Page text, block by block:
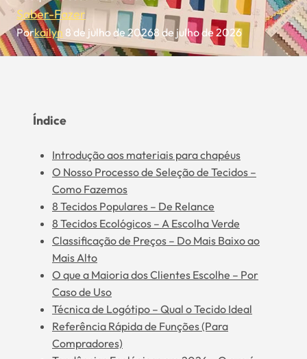
Saber-Fazer
Porkailyn 8 de julho de 20268 de julho de 2026
Índice
Introdução aos materiais para chapéus
O Nosso Processo de Seleção de Tecidos –
Como Fazemos
8 Tecidos Populares – De Relance
8 Tecidos Ecológicos – A Escolha Verde
Classificação de Preços – Do Mais Baixo ao
Mais Alto
O que a Maioria dos Clientes Escolhe – Por
Caso de Uso
Técnica de Logótipo – Qual o Tecido Ideal
Referência Rápida de Funções (Para
Compradores)